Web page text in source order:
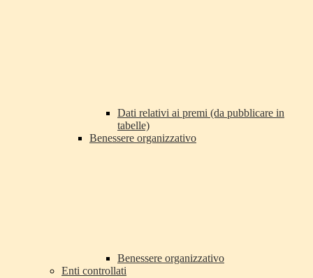
Dati relativi ai premi (da pubblicare in
tabelle)
Benessere organizzativo
Benessere organizzativo
Enti controllati